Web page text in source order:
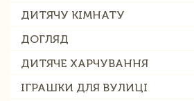
ДИТЯЧУ КІМНАТУ
ДОГЛЯД
ДИТЯЧЕ ХАРЧУВАННЯ
ІГРАШКИ ДЛЯ ВУЛИЦІ